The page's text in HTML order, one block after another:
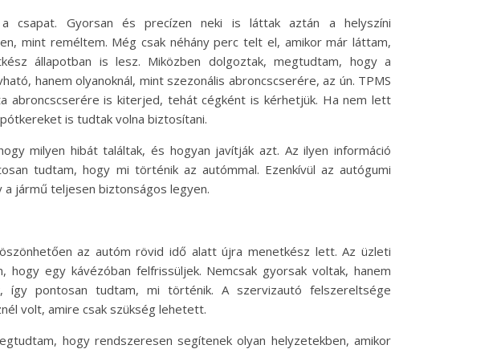
csapat. Gyorsan és precízen neki is láttak aztán a helyszíni
mint reméltem. Még csak néhány perc telt el, amikor már láttam,
állapotban is lesz. Miközben dolgoztak, megtudtam, hogy a
hanem olyanoknál, mint szezonális abroncscserére, az ún. TPMS
abroncscserére is kiterjed, tehát cégként is kérhetjük. Ha nem lett
is tudtak volna biztosítani.
milyen hibát találtak, és hogyan javítják azt. Az ilyen információ
tudtam, hogy mi történik az autómmal. Ezenkívül az autógumi
jármű teljesen biztonságos legyen.
az autóm rövid idő alatt újra menetkész lett. Az üzleti
egy kávézóban felfrissüljek. Nemcsak gyorsak voltak, hanem
így pontosan tudtam, mi történik. A szervizautó felszereltsége
volt, amire csak szükség lehetett.
hogy rendszeresen segítenek olyan helyzetekben, amikor